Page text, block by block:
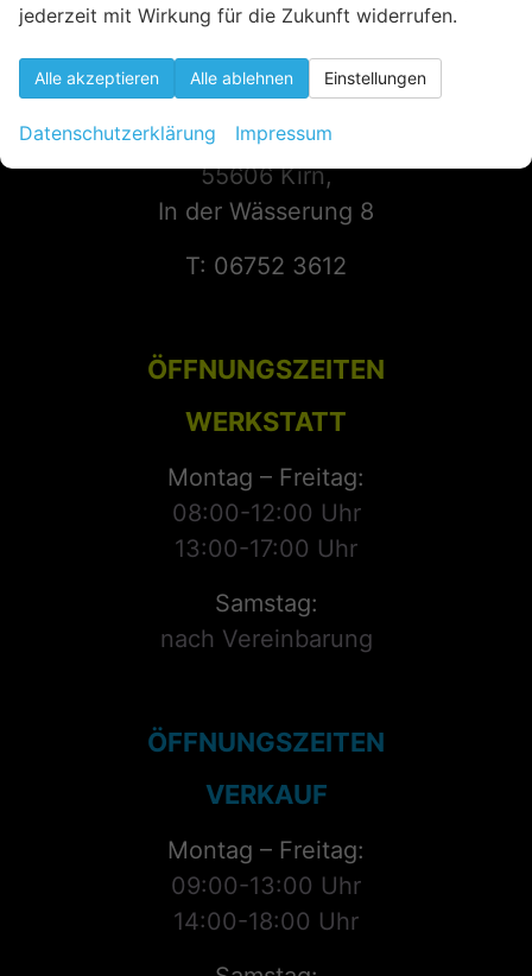
KONTAKT
55606 Kirn,
In der Wässerung 8
T: 06752 3612
ÖFFNUNGSZEITEN
WERKSTATT
Montag – Freitag:
08:00-12:00 Uhr
13:00-17:00 Uhr
Samstag:
nach Vereinbarung
ÖFFNUNGSZEITEN
VERKAUF
Montag – Freitag:
09:00-13:00 Uhr
14:00-18:00 Uhr
jederzeit mit Wirkung für die Zukunft widerrufen.
Alle akzeptieren Alle ablehnen Einstellungen
Datenschutzerklärung Impressum